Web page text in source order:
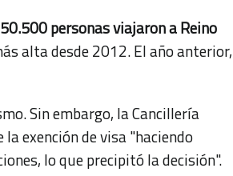
personas viajaron a Reino
alta desde 2012. El año anterior,
Sin embargo, la Cancillería
exención de visa "haciendo
lo que precipitó la decisión".